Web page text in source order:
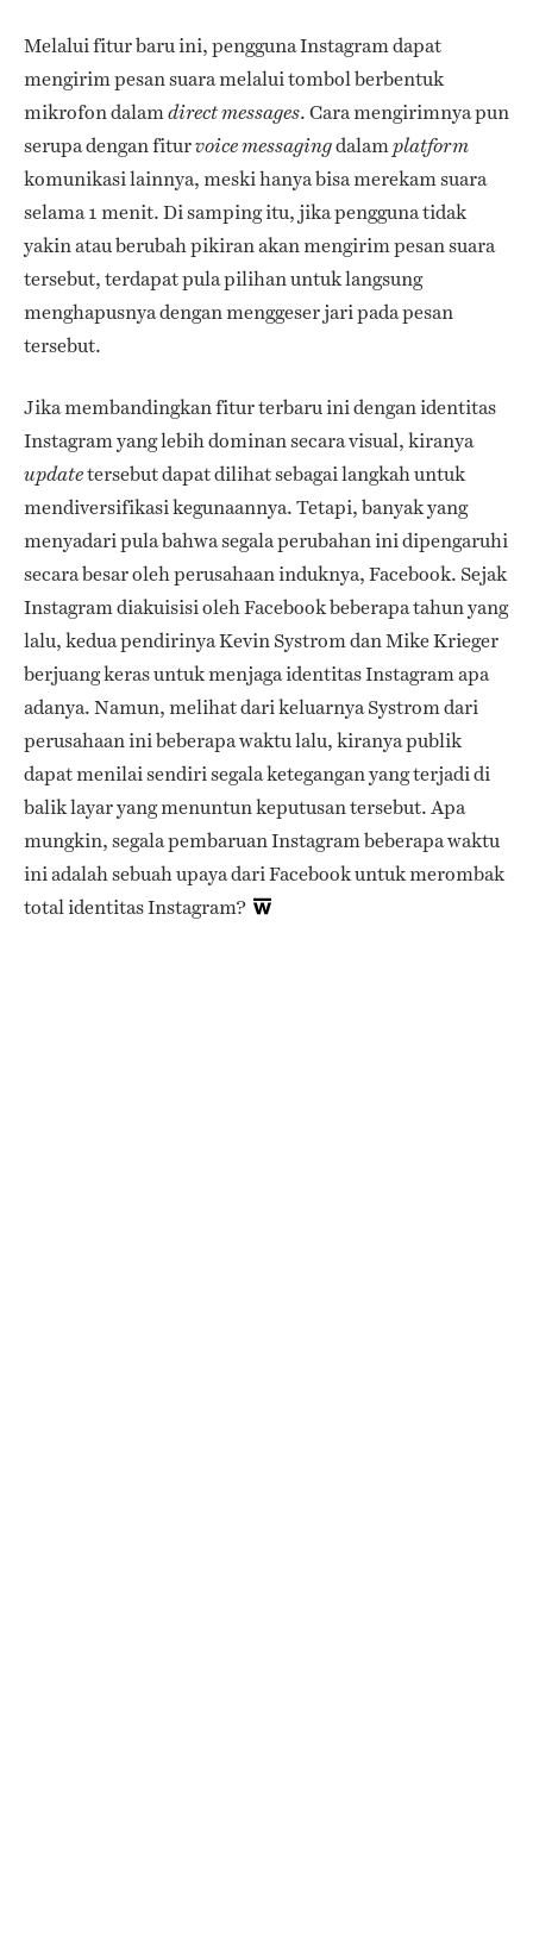
Melalui fitur baru ini, pengguna Instagram dapat
mengirim pesan suara melalui tombol berbentuk
mikrofon dalamdirect messages. Cara mengirimnya pun
serupa dengan fiturvoice messagingdalamplatform
komunikasi lainnya, meski hanya bisa merekam suara
selama 1 menit. Di samping itu, jika pengguna tidak
yakin atau berubah pikiran akan mengirim pesan suara
tersebut, terdapat pula pilihan untuk langsung
menghapusnya dengan menggeser jari pada pesan
tersebut.
Jika membandingkan fitur terbaru ini dengan identitas
Instagram yang lebih dominan secara visual, kiranya
updatetersebut dapat dilihat sebagai langkah untuk
mendiversifikasi kegunaannya. Tetapi, banyak yang
menyadari pula bahwa segala perubahan ini dipengaruhi
secara besar oleh perusahaan induknya, Facebook. Sejak
Instagram diakuisisi oleh Facebook beberapa tahun yang
lalu, kedua pendirinya Kevin Systrom dan Mike Krieger
berjuang keras untuk menjaga identitas Instagram apa
adanya. Namun, melihat dari keluarnya Systrom dari
perusahaan ini beberapa waktu lalu, kiranya publik
dapat menilai sendiri segala ketegangan yang terjadi di
balik layar yang menuntun keputusan tersebut. Apa
mungkin, segala pembaruan Instagram beberapa waktu
ini adalah sebuah upaya dari Facebook untuk merombak
total identitas Instagram?